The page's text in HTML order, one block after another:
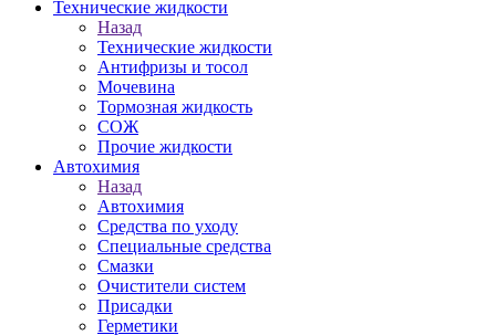
Технические жидкости
Назад
Технические жидкости
Антифризы и тосол
Мочевина
Тормозная жидкость
СОЖ
Прочие жидкости
Автохимия
Назад
Автохимия
Средства по уходу
Специальные средства
Смазки
Очистители систем
Присадки
Герметики